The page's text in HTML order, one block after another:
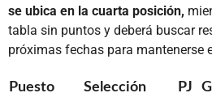
se ubica en la cuarta posición,
tabla sin puntos y deberá buscar
próximas fechas para mantenerse
Puesto Selección PJ G